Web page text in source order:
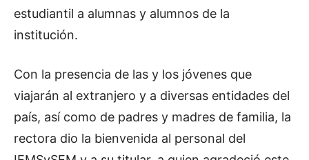
estudiantil a alumnas y alumnos de la
institución.
Con la presencia de las y los jóvenes que
viajarán al extranjero y a diversas entidades del
país, así como de padres y madres de familia, la
rectora dio la bienvenida al personal del